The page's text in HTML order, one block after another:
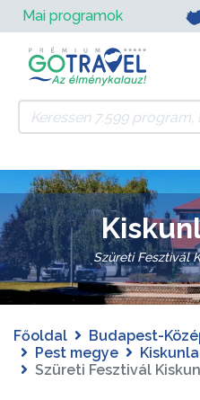
Mai programok
Szüreti Fesztivál
Főoldal
Budapest-
Pest megye
Szüreti Fesztivál